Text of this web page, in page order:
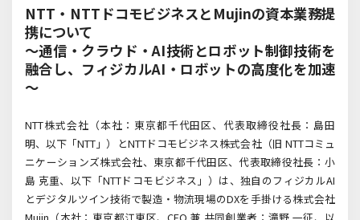
NTT・NTTドコモビジネスとMujinの資本業務提
携について
～通信・クラウド・AI技術とロボット制御技術を
融合し、フィジカルAI・ロボットの高度化を加速
～
NTT株式会社（本社：東京都千代田区、代表取締役社長：島田
明、以下「NTT 」）とNTTドコモビジネス株式会社（旧 NTTコミュ
ニケーションズ株式会社、東京都千代田区、代表取締役社長：小
島 克重、以下「NTTドコモビジネス」）は、独自のフィジカルAI
とデジタルツイン技術で製造・物流現場のDXを手掛ける株式会社